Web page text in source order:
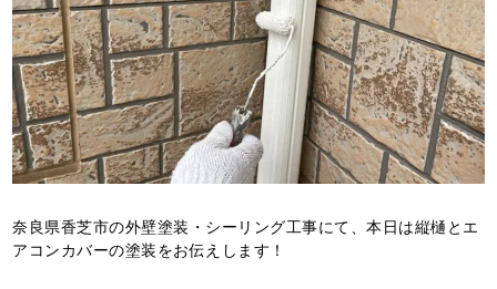
奈良県香芝市の外壁塗装・シーリング工事にて、本日は縦樋とエ
アコンカバーの塗装をお伝えします！